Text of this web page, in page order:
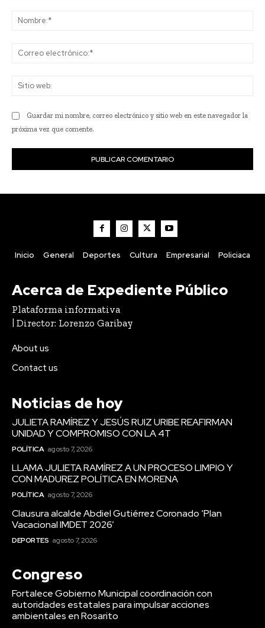
Guardar mi nombre, correo electrónico y sitio web en este navegador la
próxima vez que comente.
Inicio General Deportes Cultura Empresarial Policiaca
Acerca de Expediente Público
Plataforma informativa
| Director: Lorenzo Garibay
About us
Contact us
Noticias de hoy
JULIETA RAMÍREZ Y JESÚS RUIZ URIBE REAFIRMAN
UNIDAD Y COMPROMISO CON LA 4T
POLÍTICA agosto 7, 2026
LLAMA JULIETA RAMÍREZ A UN PROCESO LIMPIO Y
CON MADUREZ POLÍTICA EN MORENA
POLÍTICA agosto 7, 2026
Clausura alcalde Abdiel Gutiérrez Coronado ‘Plan
Vacacional IMDET 2026’
DEPORTES agosto 7, 2026
Congreso
Fortalece Gobierno Municipal coordinación con
autoridades estatales para impulsar acciones
ambientales en Rosarito